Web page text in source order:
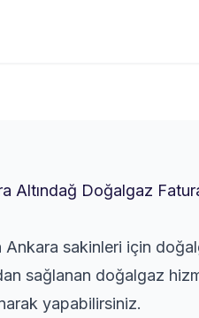
Altındağ Doğalgaz
sakinleri için
sağlanan doğalgaz
yapabilirsiniz.